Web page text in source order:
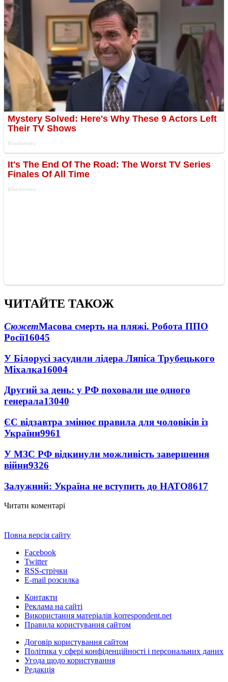
ЧИТАЙТЕ ТАКОЖ
СюжетМасова смерть на пляжі. Робота ППО
Росії16045
У Білорусі засудили лідера Ляпіса Трубецького
Міхалка16004
Другий за день: у РФ поховали ще одного
генерала13040
ЄС відзавтра змінює правила для чоловіків із
України9961
У МЗС РФ відкинули можливість завершення
війни9326
Залужний: Україна не вступить до НАТО8617
Читати коментарі
Повна версія сайту
Facebook
Twitter
RSS-стрічки
E-mail розсилка
Контакти
Реклама на сайті
Використання матеріалів korrespondent.net
Правила користування сайтом
Договір користування сайтом
Політика у сфері конфіденційності і персональних даних
Угода щодо користування
Редакція